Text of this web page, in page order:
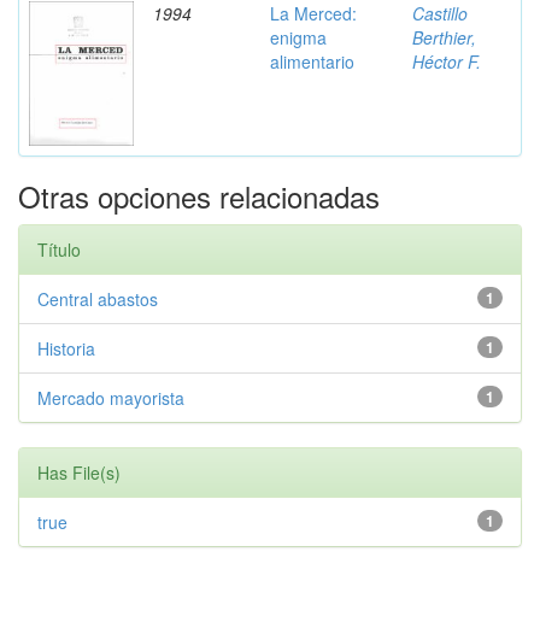
1994
La Merced:
enigma
alimentario
Castillo
Berthier,
Héctor F.
Otras opciones relacionadas
Título
1
Central abastos
1
Historia
1
Mercado mayorista
Has File(s)
1
true